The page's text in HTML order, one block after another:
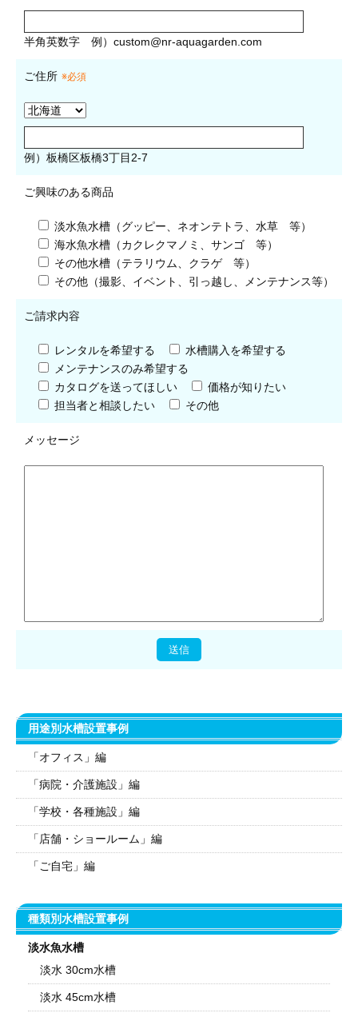
半角英数字 例） custom@nr-aquagarden.com
ご住所 ※必須
例）板橋区板橋3丁目2-7
ご興味のある商品
淡水魚水槽（グッピー、ネオンテトラ、水草 等）
海水魚水槽（カクレクマノミ、サンゴ 等）
その他水槽（テラリウム、クラゲ 等）
その他（撮影、イベント、引っ越し、メンテナンス等）
ご請求内容
レンタルを希望する
水槽購入を希望する
メンテナンスのみ希望する
カタログを送ってほしい
価格が知りたい
担当者と相談したい
その他
メッセージ
用途別水槽設置事例
「オフィス」編
「病院・介護施設」編
「学校・各種施設」編
「店舗・ショールーム」編
「ご自宅」編
種類別水槽設置事例
淡水魚水槽
淡水 30cm水槽
淡水 45cm水槽